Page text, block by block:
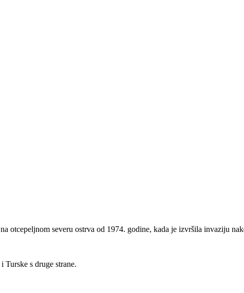
otcepeljnom severu ostrva od 1974. godine, kada je izvršila invaziju
Turske s druge strane.